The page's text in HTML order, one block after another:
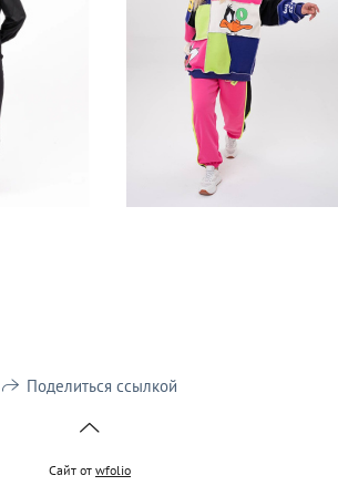
Поделиться ссылкой
Сайт от wfolio